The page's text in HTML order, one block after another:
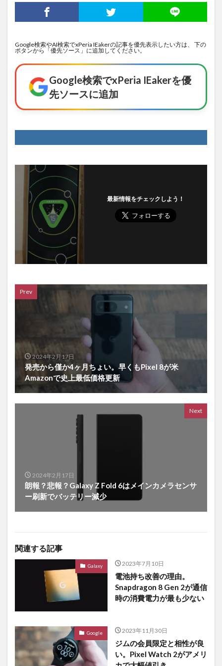
Google検索やAI検索でxPeria IEakerの記事を優先表示したい方は、 下の
ボタンから「優先ソース」に追加してください。
Google検索でxPeria IEakerを優
先ソースに追加
最新情報をチェックしよう！
Prev
2024年2月17日
発売から僅か4ヶ月ちょい。早くもPixel 8が米
Amazonで史上最低価格更新
Next
2024年2月17日
朗報？悲報？Galaxy Z Fold 6はメインカメラセンサ
ー刷新でバッテリー減少
関連する記事
Galaxy 2023年7月10日
電池持ち改善の理由。
Snapdragon 8 Gen 2が通信
時の消費電力が最も少ない
Google 2023年11月30日
ジムの会員限定と相性が良
い。Pixel Watch 2がアメリ